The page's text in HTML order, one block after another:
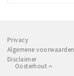
Privacy
Algemene voorwaarden
Disclaimer
Oosterhout